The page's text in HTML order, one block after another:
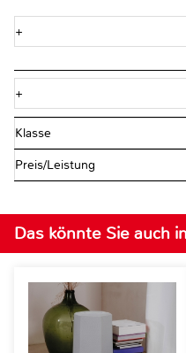
+
+
Klasse
Preis/Leistung
Das könnte Sie auch